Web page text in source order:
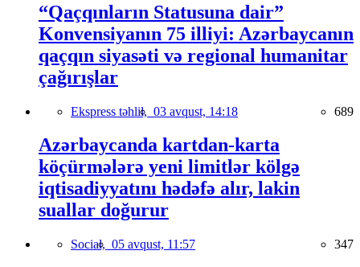
“Qaçqınların Statusuna dair”
Konvensiyanın 75 illiyi: Azərbaycanın
qaçqın siyasəti və regional humanitar
çağırışlar
Ekspress təhlil, 03 avqust, 14:18 689
Azərbaycanda kartdan-karta
köçürmələrə yeni limitlər kölgə
iqtisadiyyatını hədəfə alır, lakin
suallar doğurur
Social, 05 avqust, 11:57 347